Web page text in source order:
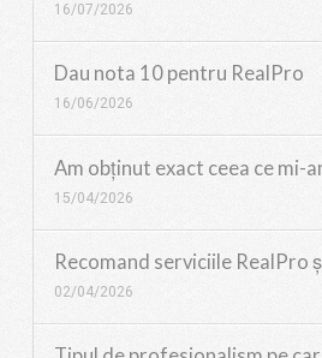
16/07/2026
Dau nota 10 pentru RealPro
16/06/2026
Am obținut exact ceea ce mi-
15/04/2026
Recomand serviciile RealPro
02/04/2026